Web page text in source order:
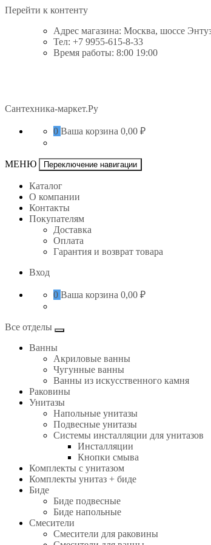
Перейти к контенту
Адрес магазина: Москва, шоссе
Тел: +7 9955-615-8-33
Время работы: 8:00 19:00
Сантехника-маркет.Ру
0 Ваша корзина 0,00 ₽
МЕНЮ Переключение навигации
Каталог
О компании
Контакты
Покупателям
Доставка
Оплата
Гарантия и возврат товара
Вход
0 Ваша корзина 0,00 ₽
Все отделы
Ванны
Акриловые ванны
Чугунные ванны
Ванны из искусственного камня
Раковины
Унитазы
Напольные унитазы
Подвесные унитазы
Системы инсталляции для унитазов
Инсталляции
Кнопки смыва
Комплекты с унитазом
Комплекты унитаз + биде
Биде
Биде подвесные
Биде напольные
Смесители
Смесители для раковины